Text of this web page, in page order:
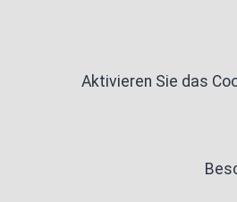
Aktivieren Sie das